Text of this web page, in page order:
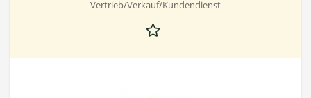
Vertrieb/Verkauf/Kundendienst